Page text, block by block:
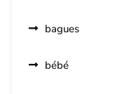
bagues
bébé